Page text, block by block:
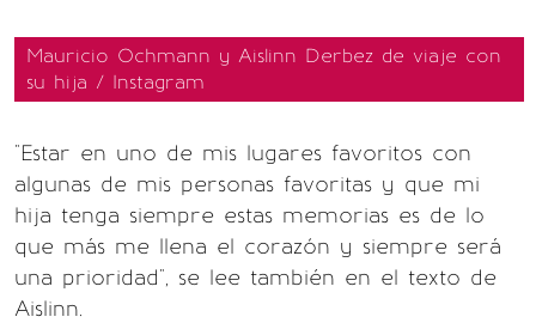
Mauricio Ochmann y Aislinn Derbez de viaje con
su hija / Instagram
"Estar en uno de mis lugares favoritos con
algunas de mis personas favoritas y que mi
hija tenga siempre estas memorias es de lo
que más me llena el corazón y siempre será
una prioridad", se lee también en el texto de
Aislinn.